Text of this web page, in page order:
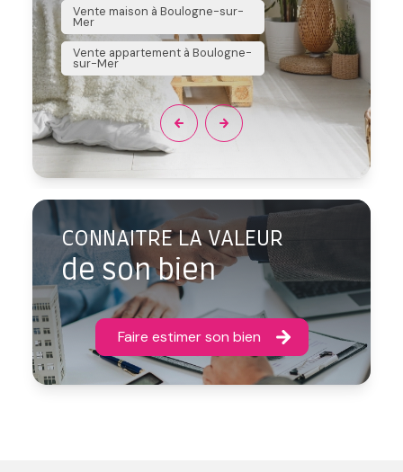
Vente maison à Boulogne-sur-
Mer
Vente appartement à Boulogne-
sur-Mer
sur-Mer
CONNAITRE LA VALEUR
de son bien
Faire estimer son bien